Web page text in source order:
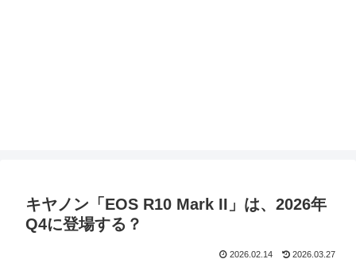
キヤノン「EOS R10 Mark II」は、2026年
Q4に登場する？
2026.02.14 2026.03.27